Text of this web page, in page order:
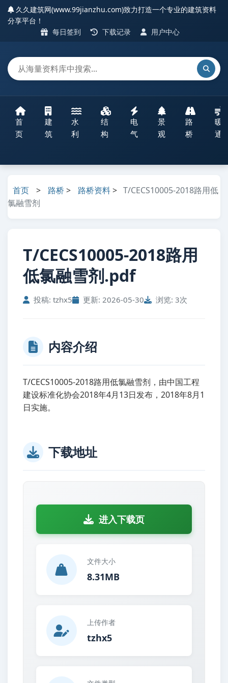
久久建筑网(www.99jianzhu.com)致力打造一个专业的建筑资料
分享平台！
每日签到
下载记录 用户中心
首
页
建
筑
水
利
结
构
电
气
景
观
路
桥
暖
通
首页 > 路桥 > 路桥资料> T/CECS10005-2018路用低
氯融雪剂
T/CECS10005-2018路用
低氯融雪剂.pdf
投稿: tzhx5 更新: 2026-05-30 浏览: 3次
内容介绍
T/CECS10005-2018路用低氯融雪剂，由中国工程
建设标准化协会2018年4月13日发布，2018年8月1
日实施。
下载地址
进入下载页
文件大小
8.31MB
上传作者
tzhx5